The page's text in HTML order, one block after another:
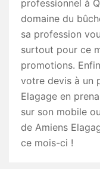
professionnel à
domaine du
sa profession
surtout pour ce
promotions.
votre devis à un
Elagage en
sur son mobile
de Amiens
ce mois-ci !